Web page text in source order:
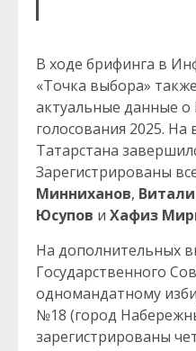
В ходе брифинга в
«Точка выбора»
актуальные данные
голосования 2025. На
Татарстана
Зарегистрированы
Минниханов,
Юсупов и Хафиз
На дополнительных
Государственного
одномандатному
№18 (город
зарегистрированы